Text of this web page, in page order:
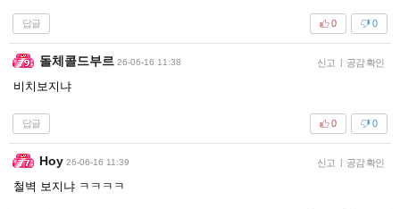
답글 0
0
돌체콜드부르 26-06-16 11:38 신고 | 공감 확인
비치보지냐
답글 0
0
Hoy 26-06-16 11:39 신고 | 공감 확인
철벽 보지냐 ㅋㅋㅋㅋ